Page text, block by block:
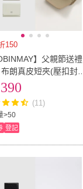
150
】父親節送禮
朗真皮短夾(壓扣封
任選)
>50
(11)
登記